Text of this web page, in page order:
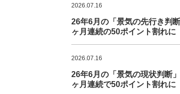
2026.07.16
26年6月の「景気の先行き判
ヶ月連続の50ポイント割れに
2026.07.16
26年6月の「景気の現状判断
ヶ月連続で50ポイント割れに